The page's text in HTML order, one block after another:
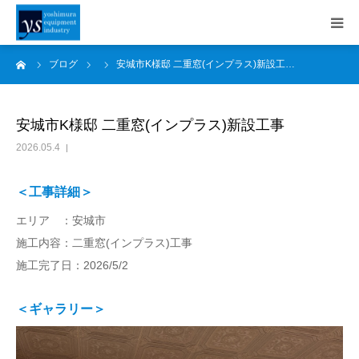
ブログ 安城市K様邸 二重窓(インプラス)新設工…
安城市K様邸 二重窓(インプラス)新設工事
2026.05.4
＜工事詳細＞
エリア ：安城市
施工内容：二重窓(インプラス)工事
施工完了日：2026/5/2
＜ギャラリー＞
事業内容
SDGs
ブログ